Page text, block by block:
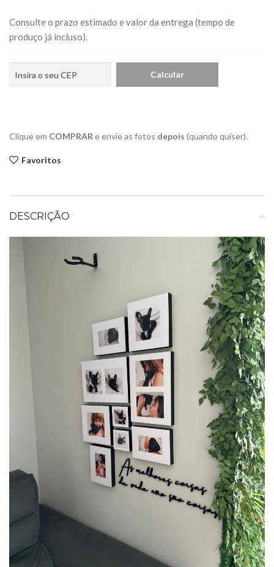
Consulte o prazo estimado e valor da entrega (tempo de
produço já incluso).
Clique em COMPRAR e envie as fotos depois (quando quiser).
Favoritos
DESCRIÇÃO